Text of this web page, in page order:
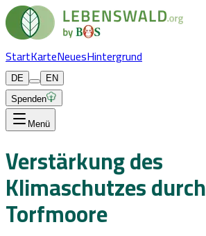
StartKarteNeuesHintergrund
DE
EN
Spenden
Menü
Verstärkung des
Klimaschutzes durch
Torfmoore